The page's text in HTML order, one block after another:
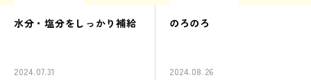
水分・塩分をしっかり補給
2024.07.31
のろのろ
2024.08.26